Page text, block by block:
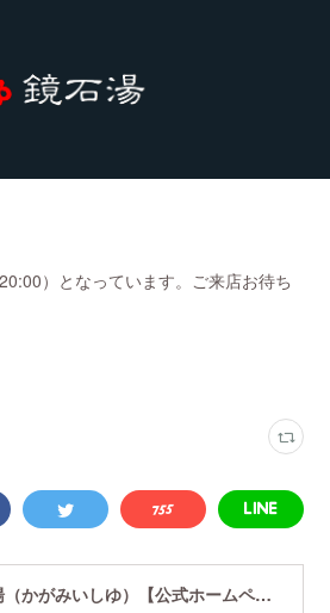
）となっています。ご来店お待ち
鏡石湯（かがみいしゆ）【公式ホームページ】